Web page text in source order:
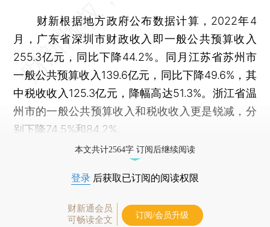
财新根据地方政府公布数据计算，2022年4
月，广东省深圳市财政收入即一般公共预算收入
255.3亿元，同比下降44.2%。同月江苏省苏州市
一般公共预算收入139.6亿元，同比下降49.6%，其
中税收收入125.3亿元，降幅高达51.3%。浙江省温
州市的一般公共预算收入和税收收入更是锐减，分
别下降74.5%和84.2%。
本文共计2564字 订阅后继续阅读
登录 后获取已订阅的阅读权限
财新通会员
可畅读全文
订阅/会员升级